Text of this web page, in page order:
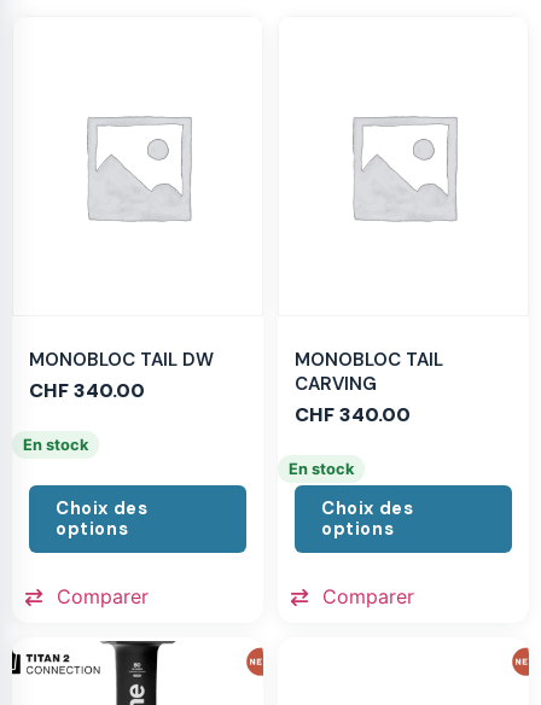
MONOBLOC TAIL DW
CHF340.00
En stock
Choix des
options
Comparer
MONOBLOC TAIL
CARVING
CHF340.00
En stock
Choix des
options
Comparer